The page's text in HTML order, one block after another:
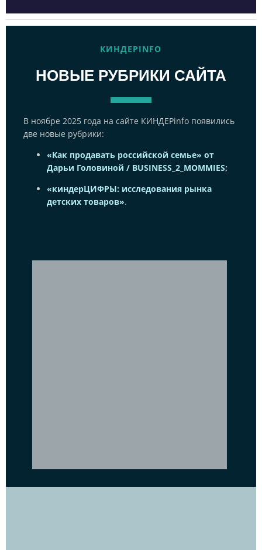
КИНДЕРINFO
НОВЫЕ РУБРИКИ САЙТА
В ноябре 2025 года на сайте КИНДЕРinfo появились
две новые рубрики:
«Как продавать российской семье» от
Дарьи Головиной / BUSINESS_2_MOMMIES;
«киндерЦИФРЫ: исследования рынка
детских товаров».